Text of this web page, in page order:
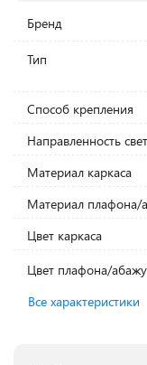
Бренд
Тип
Способ крепления
Направленность
Материал каркаса
Материал плафона/
Цвет каркаса
Цвет плафона/
Все характеристики